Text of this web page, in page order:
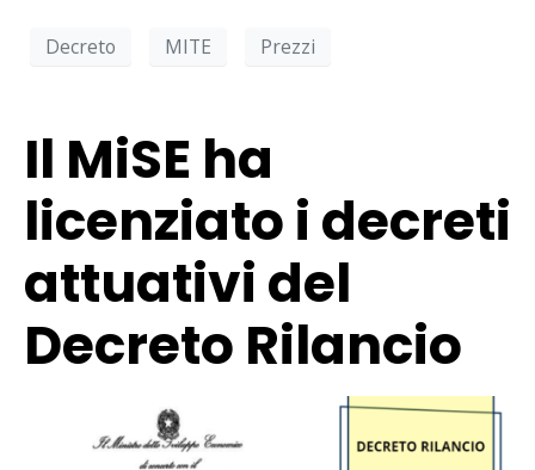
Decreto MITE Prezzi
Il MiSE ha
licenziato i decreti
attuativi del
Decreto Rilancio